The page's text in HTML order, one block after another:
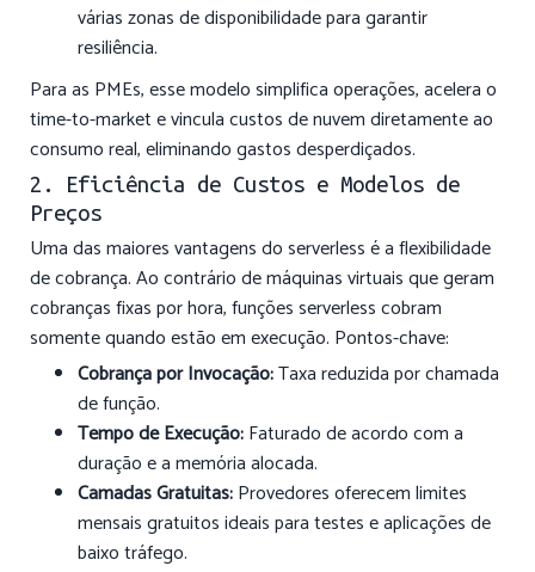
várias zonas de disponibilidade para garantir
resiliência.
Para as PMEs, esse modelo simplifica operações, acelera o
time-to-market e vincula custos de nuvem diretamente ao
consumo real, eliminando gastos desperdiçados.
2. Eficiência de Custos e Modelos de
Preços
Uma das maiores vantagens do serverless é a flexibilidade
de cobrança. Ao contrário de máquinas virtuais que geram
cobranças fixas por hora, funções serverless cobram
somente quando estão em execução. Pontos-chave:
Cobrança por Invocação:Taxa reduzida por chamada
de função.
Tempo de Execução:Faturado de acordo com a
duração e a memória alocada.
Camadas Gratuitas:Provedores oferecem limites
mensais gratuitos ideais para testes e aplicações de
baixo tráfego.